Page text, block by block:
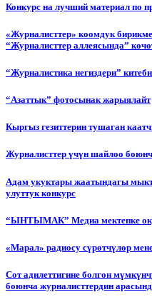
Конкурс на лучший материал по
«Журналисттер» коомдук
“Журналисттер аллеясында”
“Журналистика негиздери”
“Азаттык” фотосынак жарыялайт
Кыргыз гезиттерин тушаган
Журналисттер үчүн шайлоо
Адам укуктары жаатындагы
улуттук конкурс
“ЫНТЫМАК” Медиа мектепке
«Марал» радиосу сүрөтчүлөр
Сот адилеттигине болгон
боюнча журналисттердин